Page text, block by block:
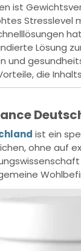
ist
Stresslevel
Lösung
und
die
ist ein
ohne auf